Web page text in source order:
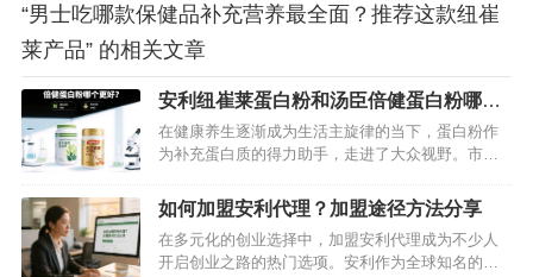
“男士吃哪款保健品补充营养最全面？推荐这款纽崔
莱产品” 的相关文章
安利纽崔莱蛋白粉和汤臣倍健蛋白粉哪个
好？深度为你揭秘
在健康养生逐渐成为生活主旋律的当下，蛋白粉作
为补充蛋白质的得力助手，走进了大众视野。市场
汤臣倍健蛋白粉凭借较高的知名度和市场占有率，
备受消费者关注。但究竟哪一款更适合自己呢？今
天就从多个维度来剖析这两款蛋白粉，助你做出明
智之选。…
如何加盟安利代理？加盟途径方法分享
在多元化的创业选择中，加盟安利代理成为不少人
开启创业之路的热门选项。安利作为全球知名的直